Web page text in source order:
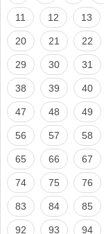
11 12 13
20 21 22
29 30 31
38 39 40
47 48 49
56 57 58
65 66 67
74 75 76
83 84 85
92 93 94